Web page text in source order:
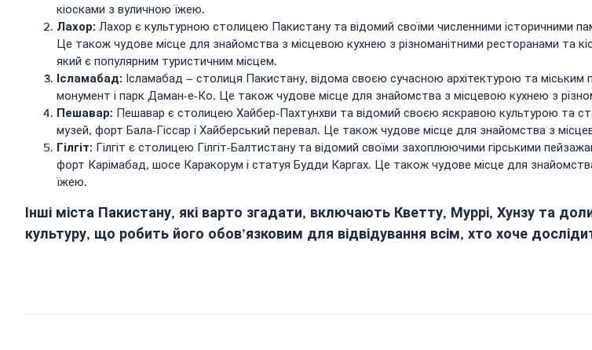
кіосками з вуличною їжею.
Лахор: Лахор є культурною столицею Пакистану та відомий своїми численними історичними
Це також чудове місце для знайомства з місцевою кухнею з різноманітними ресторанами та
який є популярним туристичним місцем.
Ісламабад: Ісламабад – столиця Пакистану, відома своєю сучасною архітектурою та
монумент і парк Даман-е-Ко. Це також чудове місце для знайомства з місцевою кухнею з
Пешавар: Пешавар є столицею Хайбер-Пахтунхви та відомий своєю яскравою культурою та
музей, форт Бала-Гіссар і Хайберський перевал. Це також чудове місце для знайомства з
Гілгіт: Гілгіт є столицею Гілгіт-Балтистану та відомий своїми захоплюючими гірськими
форт Карімабад, шосе Каракорум і статуя Будди Каргах. Це також чудове місце для
їжею.
Інші міста Пакистану, які варто згадати, включають Кветту, Муррі, Хунзу та
культуру, що робить його обов’язковим для відвідування всім, хто хоче